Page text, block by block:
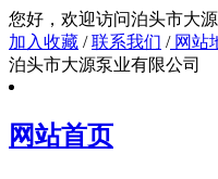
您好，欢迎访问泊头
加入收藏 /联系我们 /网站
泊头市大源泵业有限公司
网站首页